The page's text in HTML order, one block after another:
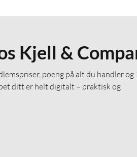
Kjell &
poeng på alt du handler og
ditt er helt digitalt – praktisk og